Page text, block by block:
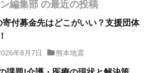
編集部 の最近の投稿
付募金先はどこがいい？支援団体
年8月7日 熊本地震